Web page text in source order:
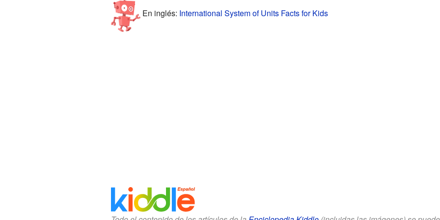
En inglés: International System of Units Facts for Kids